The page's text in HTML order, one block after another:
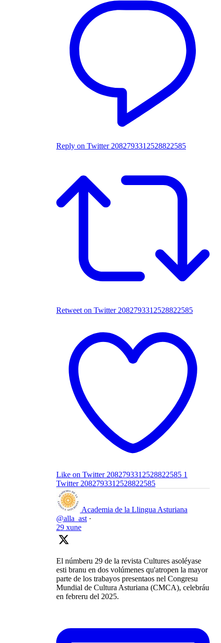
Reply on Twitter 2082793312528822585
Retweet on Twitter 2082793312528822585
Like on Twitter 2082793312528822585 1
Twitter 2082793312528822585
Academia de la Llingua Asturiana
@alla_ast ·
29 xune
El númberu 29 de la revista Cultures asoléyase
esti branu en dos volúmenes qu'atropen la mayor
parte de los trabayos presentaos nel Congresu
Mundial de Cultura Asturiana (CMCA), celebráu
en febreru del 2025.